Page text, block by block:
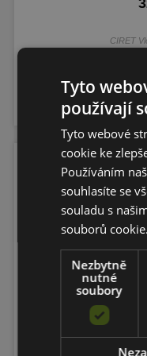
CIRET
30,- CZK
Tyto
používají
Tyto webové
cookie ke
Používáním
souhlasíte se
souladu s
souborů
Nezbytně
nutné
soubory